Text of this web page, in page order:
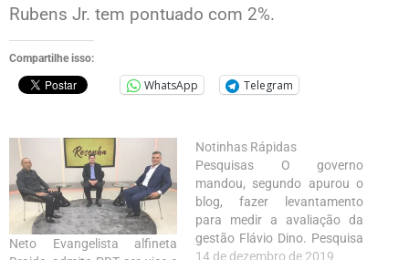
Rubens Jr. tem pontuado com 2%.
Compartilhe isso:
WhatsApp Telegram
Neto Evangelista alfineta
Notinhas Rápidas
Pesquisas O governo
mandou, segundo apurou o
blog, fazer levantamento
para medir a avaliação da
gestão Flávio Dino. Pesquisa
sobre a sucessão de São Luís
14 de dezembro de 2019